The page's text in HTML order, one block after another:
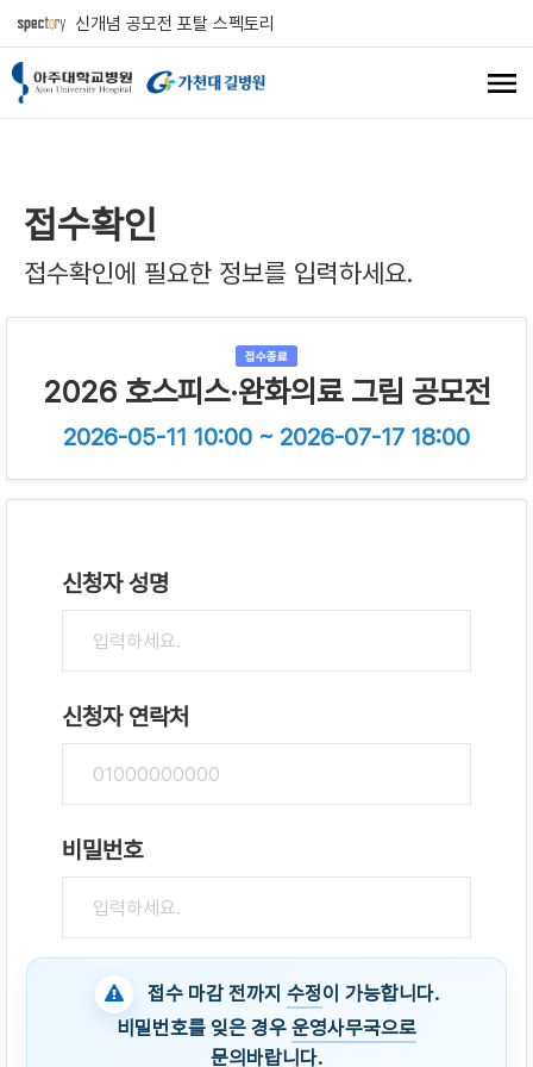
신개념 공모전 포탈 스펙토리
접수확인
접수확인에 필요한 정보를 입력하세요.
접수종료
2026 호스피스·완화의료 그림 공모전
2026-05-11 10:00 ~ 2026-07-17 18:00
신청자 성명
신청자 연락처
비밀번호
접수 마감 전까지 수정이 가능합니다.
비밀번호를 잊은 경우 운영사무국으로
문의 바랍니다.